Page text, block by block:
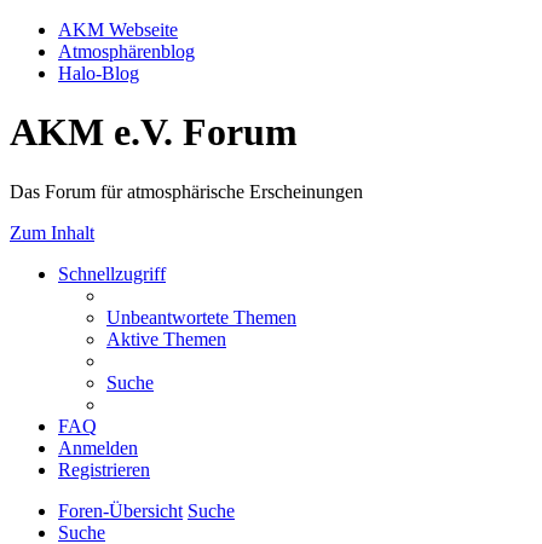
AKM Webseite
Atmosphärenblog
Halo-Blog
AKM e.V. Forum
Das Forum für atmosphärische Erscheinungen
Zum Inhalt
Schnellzugriff
Unbeantwortete Themen
Aktive Themen
Suche
FAQ
Anmelden
Registrieren
Foren-Übersicht Suche
Suche